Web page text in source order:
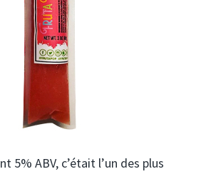
5% ABV, c’était l’un des plus